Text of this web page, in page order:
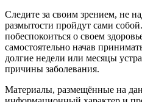
Следите за своим зрением, не
размытости пройдут сами
побеспокоиться о своем
самостоятельно начав
долгие недели или месяцы
причины заболевания.
Материалы, размещённые на